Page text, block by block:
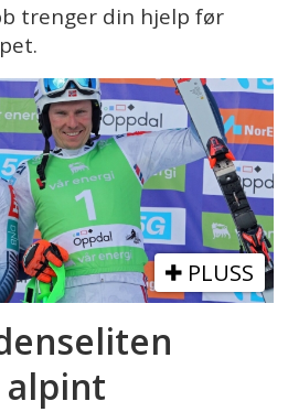
trenger din hjelp før
PLUSS
alpint